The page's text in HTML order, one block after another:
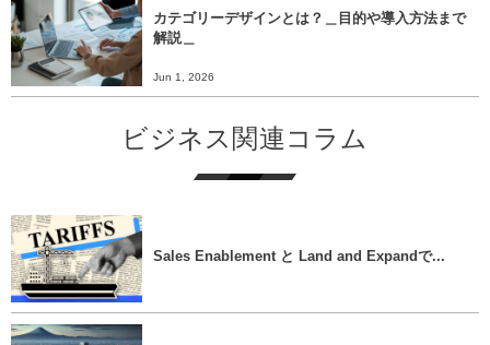
カテゴリーデザインとは？＿目的や導入方法まで
解説＿
Jun 1, 2026
ビジネス関連コラム
Sales Enablement と Land and Expandで...